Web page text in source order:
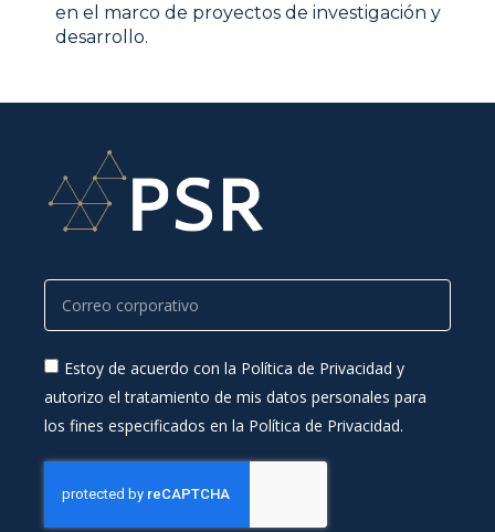
en el marco de proyectos de investigación y
desarrollo.
Estoy de acuerdo con la Política de Privacidad y
autorizo el tratamiento de mis datos personales para
los fines especificados en la Política de Privacidad.